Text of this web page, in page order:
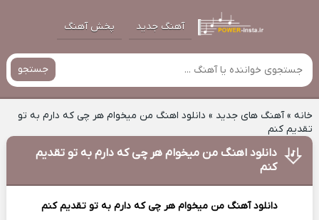
آهنگ جدید پخش آهنگ
جستجو
خانه»آهنگ های جدید » دانلود اهنگ من میخوام هر چی که دارم به تو
تقدیم کنم
دانلود اهنگ من میخوام هر چی که دارم به تو تقدیم
کنم
دانلود آهنگ من میخوام هر چی که دارم به تو تقدیم کنم